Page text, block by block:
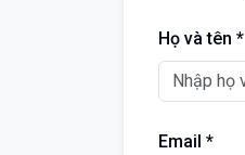
Họ và tên *
Email *